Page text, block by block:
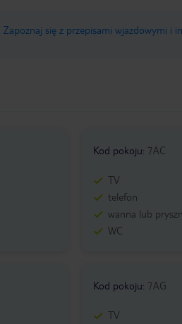
Zapoznaj się z przepisami wjazdowymi i
Kod pokoju: 7AC
TV
telefon
wanna lub
WC
Kod pokoju: 7AG
TV